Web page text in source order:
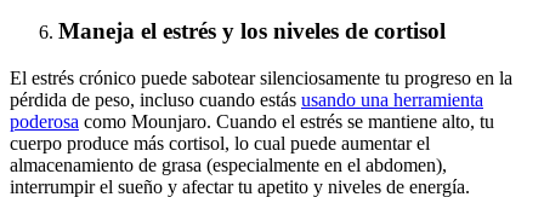
Maneja el estrés y los niveles de cortisol
El estrés crónico puede sabotear silenciosamente tu progreso en la
pérdida de peso, incluso cuando estás usando una herramienta
poderosa como Mounjaro. Cuando el estrés se mantiene alto, tu
cuerpo produce más cortisol, lo cual puede aumentar el
almacenamiento de grasa (especialmente en el abdomen),
interrumpir el sueño y afectar tu apetito y niveles de energía.